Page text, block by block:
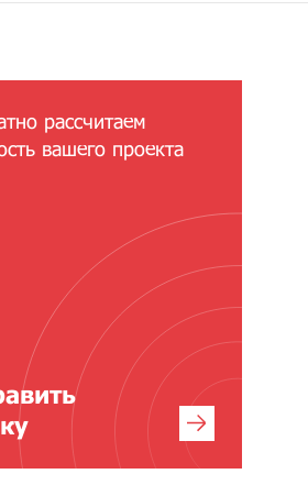
рассчитаем
вашего проекта